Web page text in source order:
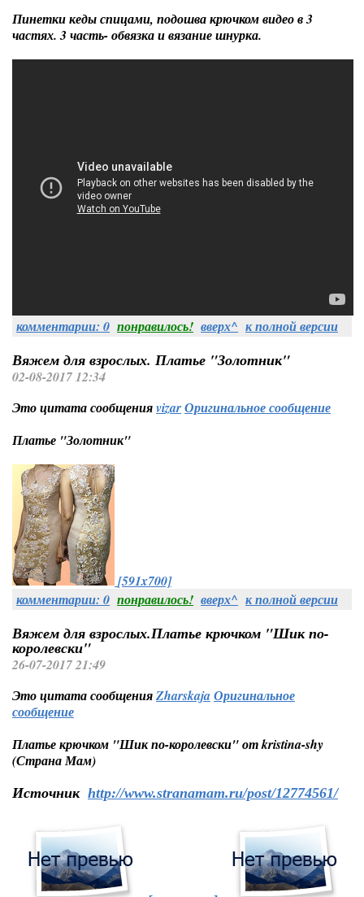
Пинетки кеды спицами, подошва крючком видео в 3
частях. 3 часть- обвязка и вязание шнурка.
комментарии: 0 понравилось! вверх^ к полной версии
Вяжем для взрослых. Платье "Золотник"
02-08-2017 12:34
Это цитата сообщенияvizarОригинальное сообщение
Платье "Золотник"
[591x700]
комментарии: 0 понравилось! вверх^ к полной версии
Вяжем для взрослых.Платье крючком "Шик по-
королевски"
26-07-2017 21:49
Это цитата сообщенияZharskajaОригинальное
сообщение
Платье крючком "Шик по-королевски" от kristina-shy
(Страна Мам)
Источник http://www.stranamam.ru/post/12774561/